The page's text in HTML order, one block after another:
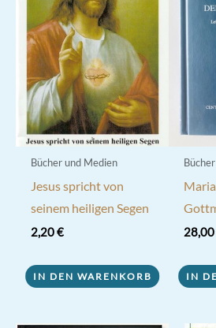
Bücher und Medien
Jesus spricht von
seinem heiligen Segen
2,20€
IN DEN WARENKORB
28,00
IN